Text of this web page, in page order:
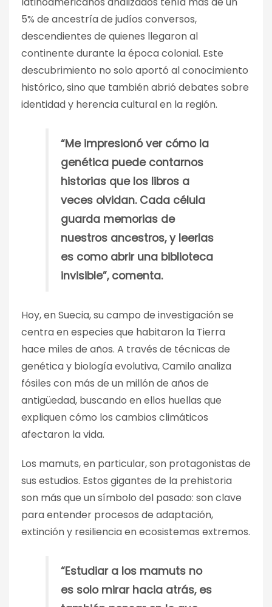
5% de ancestría de judíos conversos,
descendientes de quienes llegaron al
continente durante la época colonial. Este
descubrimiento no solo aportó al conocimiento
histórico, sino que también abrió debates sobre
identidad y herencia cultural en la región.
“Me impresionó ver cómo la
genética puede contarnos
historias que los libros a
veces olvidan. Cada célula
guarda memorias de
nuestros ancestros, y leerlas
es como abrir una biblioteca
invisible”, comenta.
Hoy, en Suecia, su campo de investigación se
centra en especies que habitaron la Tierra
hace miles de años. A través de técnicas de
genética y biología evolutiva, Camilo analiza
fósiles con más de un millón de años de
antigüedad, buscando en ellos huellas que
expliquen cómo los cambios climáticos
afectaron la vida.
Los mamuts, en particular, son protagonistas de
sus estudios. Estos gigantes de la prehistoria
son más que un símbolo del pasado: son clave
para entender procesos de adaptación,
extinción y resiliencia en ecosistemas extremos.
“Estudiar a los mamuts no
es solo mirar hacia atrás, es